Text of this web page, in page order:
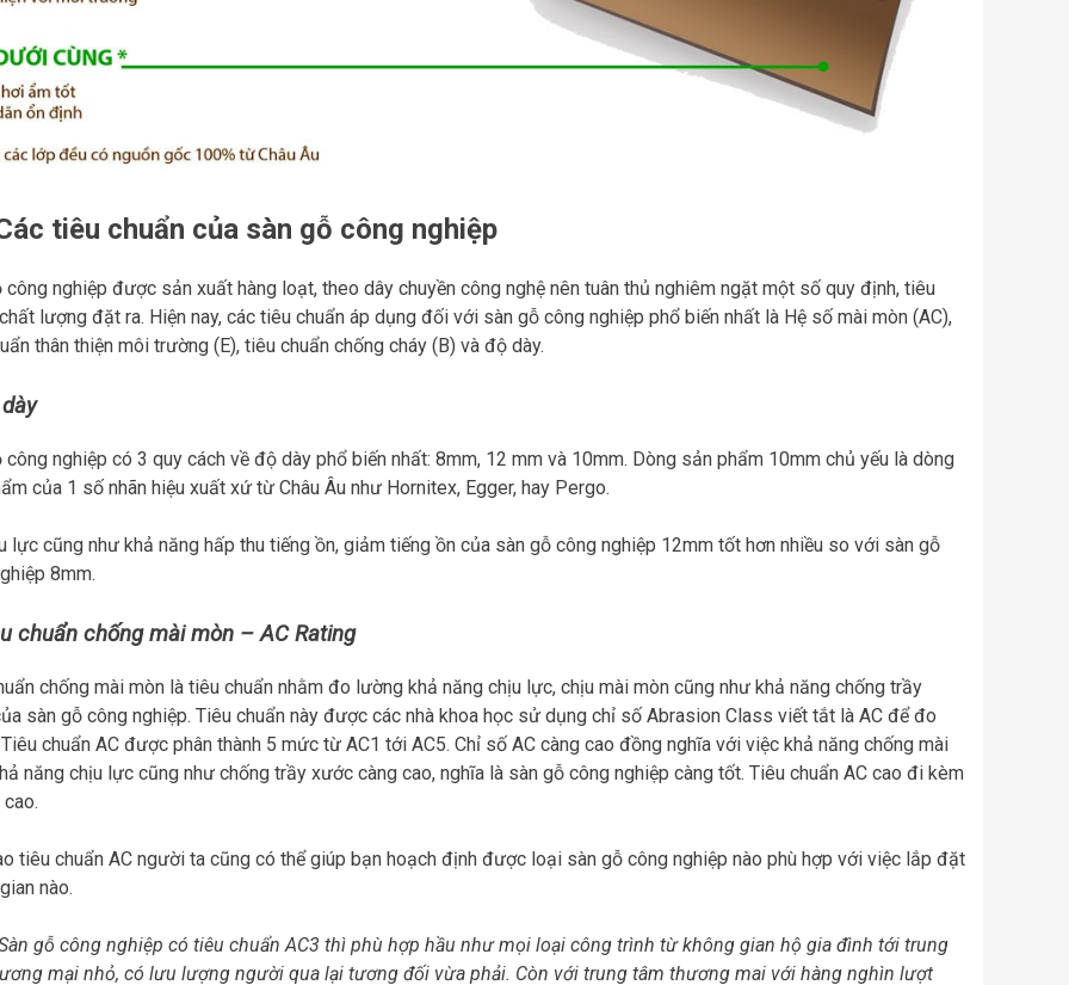
tiêu chuẩn của sàn gỗ công nghiệp
công nghiệp được sản xuất hàng loạt, theo dây chuyền công nghệ nên tuân thủ nghiêm ngặt một số quy định, tiêu
lượng đặt ra. Hiện nay, các tiêu chuẩn áp dụng đối với sàn gỗ công nghiệp phổ biến nhất là Hệ số mài mòn (AC),
thân thiện môi trường (E), tiêu chuẩn chống cháy (B) và độ dày.
công nghiệp có 3 quy cách về độ dày phổ biến nhất: 8mm, 12 mm và 10mm. Dòng sản phẩm 10mm chủ yếu là dòng
của 1 số nhãn hiệu xuất xứ từ Châu Âu như Hornitex, Egger, hay Pergo.
lực cũng như khả năng hấp thu tiếng ồn, giảm tiếng ồn của sàn gỗ công nghiệp 12mm tốt hơn nhiều so với sàn gỗ
8mm.
chuẩn chống mài mòn – AC Rating
chống mài mòn là tiêu chuẩn nhằm đo lường khả năng chịu lực, chịu mài mòn cũng như khả năng chống trầy
sàn gỗ công nghiệp. Tiêu chuẩn này được các nhà khoa học sử dụng chỉ số Abrasion Class viết tắt là AC để đo
chuẩn AC được phân thành 5 mức từ AC1 tới AC5. Chỉ số AC càng cao đồng nghĩa với việc khả năng chống mài
năng chịu lực cũng như chống trầy xước càng cao, nghĩa là sàn gỗ công nghiệp càng tốt. Tiêu chuẩn AC cao đi kèm
tiêu chuẩn AC người ta cũng có thể giúp bạn hoạch định được loại sàn gỗ công nghiệp nào phù hợp với việc lắp đặt
nào.
gỗ công nghiệp có tiêu chuẩn AC3 thì phù hợp hầu như mọi loại công trình từ không gian hộ gia đình tới trung
mại nhỏ, có lưu lượng người qua lại tương đối vừa phải. Còn với trung tâm thương mai với hàng nghìn lượt